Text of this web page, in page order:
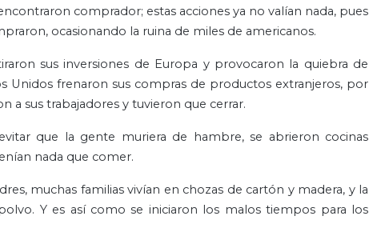
comprador; estas acciones ya no valían nada, pues
ocasionando la ruina de miles de americanos.
sus inversiones de Europa y provocaron la quiebra de
Unidos frenaron sus compras de productos extranjeros, por
a sus trabajadores y tuvieron que cerrar.
que la gente muriera de hambre, se abrieron cocinas
nada que comer.
muchas familias vivían en chozas de cartón y madera, y la
Y es así como se iniciaron los malos tiempos para los